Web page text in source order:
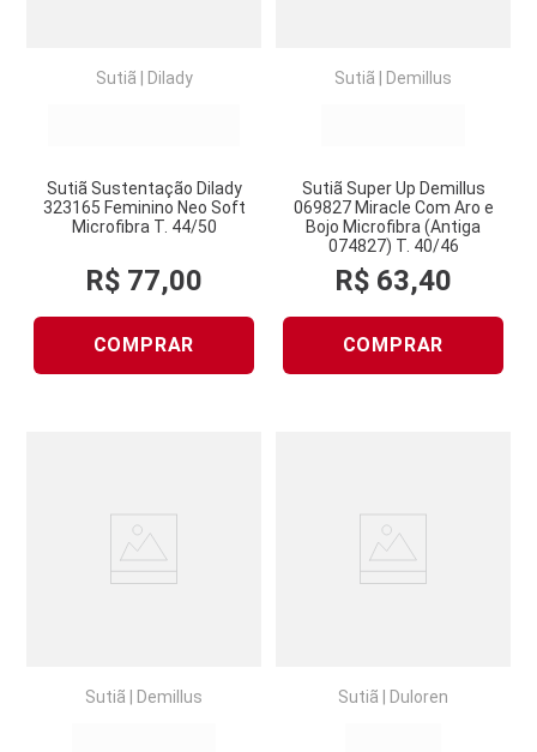
Sutiã Dilady
Sutiã Sustentação Dilady
323165 Feminino Neo Soft
Microfibra T. 44/50
R$ 77,00
COMPRAR
Sutiã Demillus
Sutiã Super Up Demillus
069827 Miracle Com Aro e
Bojo Microfibra (Antiga
074827) T. 40/46
R$ 63,40
COMPRAR
Sutiã Demillus Sutiã Duloren